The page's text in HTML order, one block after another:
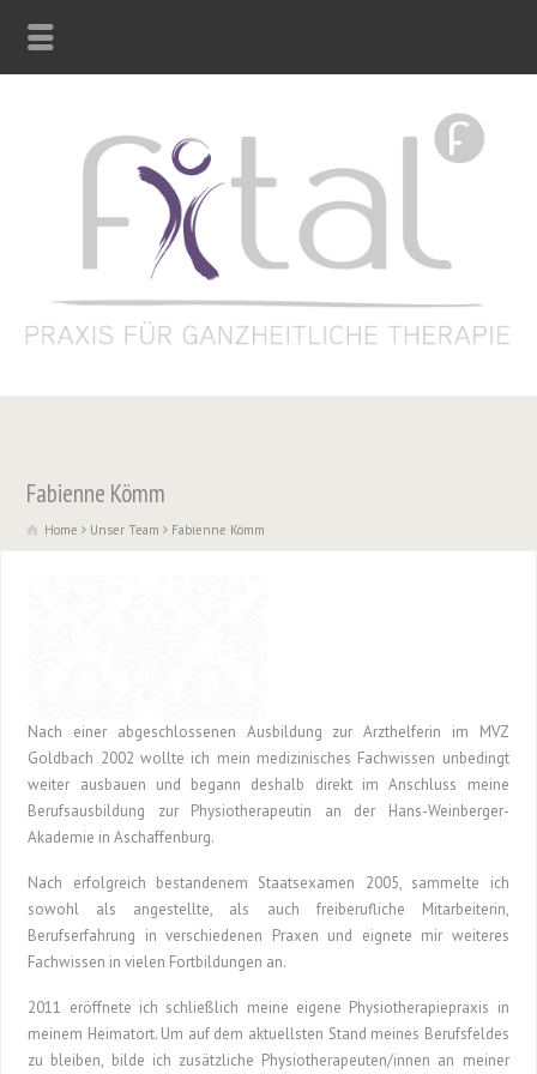
Fabienne Kömm
Home Unser Team Fabienne Kömm
Nach einer abgeschlossenen Ausbildung zur Arzthelferin im MVZ
Goldbach 2002 wollte ich mein medizinisches Fachwissen unbedingt
weiter ausbauen und begann deshalb direkt im Anschluss meine
Berufsausbildung zur Physiotherapeutin an der Hans-Weinberger-
Akademie in Aschaffenburg.
Nach erfolgreich bestandenem Staatsexamen 2005, sammelte ich
sowohl als angestellte, als auch freiberufliche Mitarbeiterin,
Berufserfahrung in verschiedenen Praxen und eignete mir weiteres
Fachwissen in vielen Fortbildungen an.
2011 eröffnete ich schließlich meine eigene Physiotherapiepraxis in
meinem Heimatort. Um auf dem aktuellsten Stand meines Berufsfeldes
zu bleiben, bilde ich zusätzliche Physiotherapeuten/innen an meiner